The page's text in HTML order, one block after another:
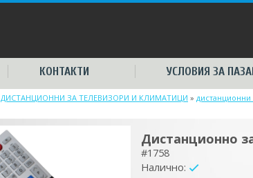
КОНТАКТИ УСЛОВИЯ ЗА
ДИСТАНЦИОННИ ЗА ТЕЛЕВИЗОРИ И КЛИМАТИЦИ » дистанционни
Дистанционно
#1758
Налично: